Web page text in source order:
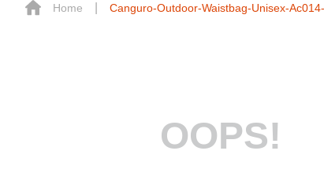
Canguro-Outdoor-Waistbag-Unisex-
OOPS!